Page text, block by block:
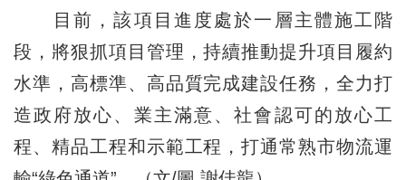
目前，該項目進度處於一層主體施工階
段，將狠抓項目管理，持續推動提升項目履約
水準，高標準、高品質完成建設任務，全力打
造政府放心、業主滿意、社會認可的放心工
程、精品工程和示範工程，打通常熟市物流運